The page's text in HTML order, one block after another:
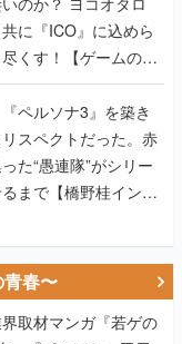
に『ICO』に込めら
くす！【ゲームの企
ペルソナ3』を築き
スペクトだった。赤
た“愚連隊”がシリー
まで【橋野桂インタ
春〜
取材マンガ『若ゲの